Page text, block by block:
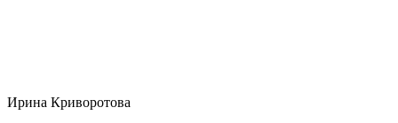
Ирина Криворотова